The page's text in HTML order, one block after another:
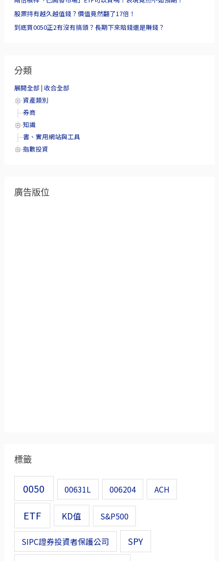
股票持有越久越值錢？價值竟然翻了17倍！
到底買0050正2有沒有搞頭？長期下來賠錢還是賺錢？
分類
展開全部 | 收合全部
資產類別
券商
知識
書、實用網站與工具
指數投資
廣告版位
標籤
0050 00631L 006204 ACH
ETF KD值 S&P500
SIPC證券投資者保護公司
SPY